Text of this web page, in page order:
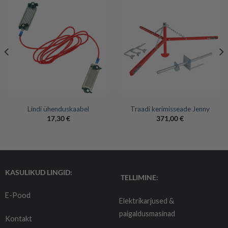
Lindi ühenduskaabel
17,30€
Traadi kerimisseade Jenny
371,00€
KASULIKUD LINGID:
E-Pood
Kontakt
TELLIMINE:
Elektrikarjused &
paigaldusmasinad